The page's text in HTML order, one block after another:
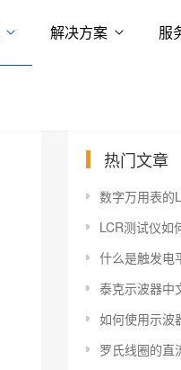
解决方案 服
热门文章
数字万用表的
LCR测试仪如
什么是触发电平？
泰克示波器中文设
如何使用示波
罗氏线圈的直